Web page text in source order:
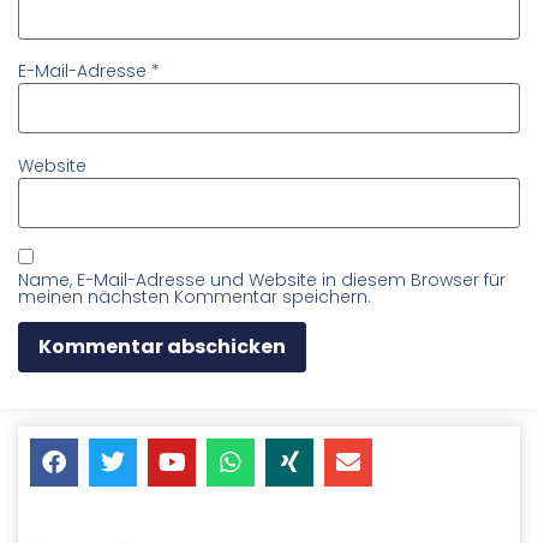
E-Mail-Adresse *
Website
Name, E-Mail-Adresse und Website in diesem Browser für
meinen nächsten Kommentar speichern.